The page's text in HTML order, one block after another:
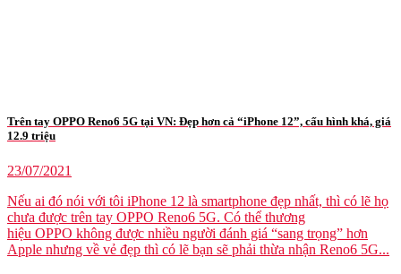
Trên tay OPPO Reno6 5G tại VN: Đẹp hơn cả “iPhone 12”, cấu hình khá, giá
12.9 triệu
23/07/2021
Nếu ai đó nói với tôi iPhone 12 là smartphone đẹp nhất, thì có lẽ họ
chưa được trên tay OPPO Reno6 5G. Có thể thương
hiệu OPPO không được nhiều người đánh giá “sang trọng” hơn
Apple nhưng về vẻ đẹp thì có lẽ bạn sẽ phải thừa nhận Reno6 5G...